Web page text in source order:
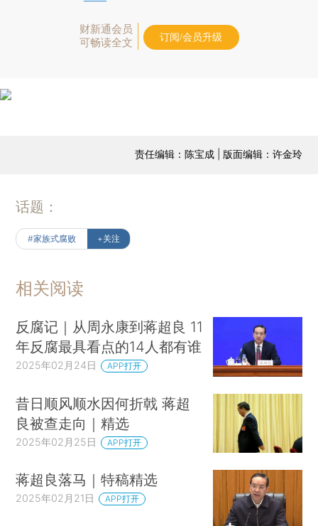
财新通会员
可畅读全文
订阅/会员升级
责任编辑：陈宝成 | 版面编辑：许金玲
话题：
#家族式腐败 +关注
相关阅读
反腐记｜从周永康到蒋超良 11
年反腐最具看点的14人都有谁
2025年02月24日 APP打开
昔日顺风顺水因何折戟 蒋超
良被查走向｜精选
2025年02月25日 APP打开
蒋超良落马｜特稿精选
2025年02月21日 APP打开